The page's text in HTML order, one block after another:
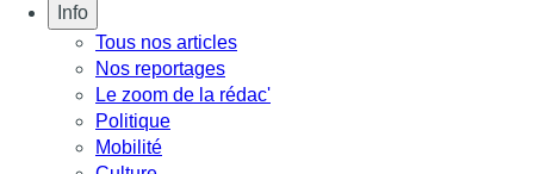
Info
Tous nos articles
Nos reportages
Le zoom de la rédac'
Politique
Mobilité